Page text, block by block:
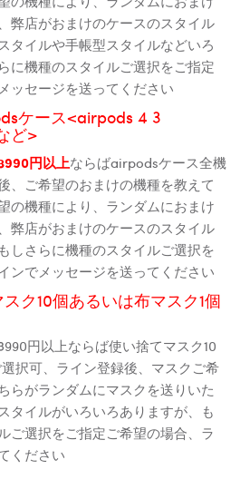
弊店がおまけのケースのスタイル
タイルや手帳型スタイルなどいろ
に機種のスタイルご選択をご指定
ッセージを送ってください
ケース<airpods 4 3
ど>
円以上ならばairpodsケース全機
、ご希望のおまけの機種を教えて
の機種により、ランダムにおまけ
弊店がおまけのケースのスタイル
しさらに機種のスタイルご選択を
ンでメッセージを送ってください
ク10個あるいは布マスク1個
円以上ならば使い捨てマスク10
択可、ライン登録後、マスクご希
らがランダムにマスクを送りいた
タイルがいろいろありますが、も
ご選択をご指定ご希望の場合、ラ
ください